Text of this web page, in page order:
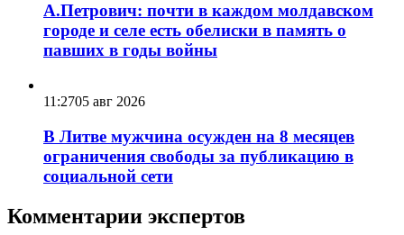
А.Петрович: почти в каждом молдавском
городе и селе есть обелиски в память о
павших в годы войны
11:2705 авг 2026
В Литве мужчина осужден на 8 месяцев
ограничения свободы за публикацию в
социальной сети
Комментарии экспертов